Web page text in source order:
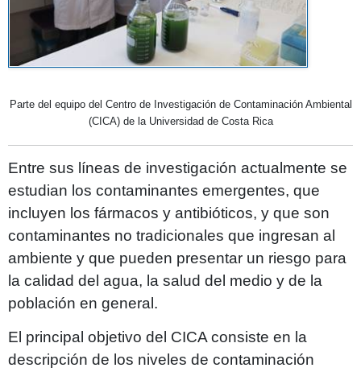
Parte del equipo del Centro de Investigación de Contaminación Ambiental
(CICA) de la Universidad de Costa Rica
Entre sus líneas de investigación actualmente se
estudian los contaminantes emergentes, que
incluyen los fármacos y antibióticos, y que son
contaminantes no tradicionales que ingresan al
ambiente y que pueden presentar un riesgo para
la calidad del agua, la salud del medio y de la
población en general.
El principal objetivo del CICA consiste en la
descripción de los niveles de contaminación